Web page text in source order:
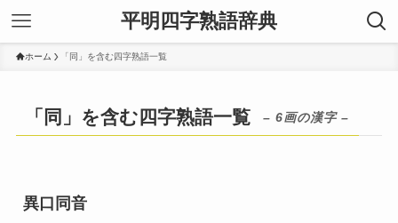
平明四字熟語辞典
ホーム 「同」を含む四字熟語一覧
「同」を含む四字熟語一覧 – 6画の漢字 –
異口同音